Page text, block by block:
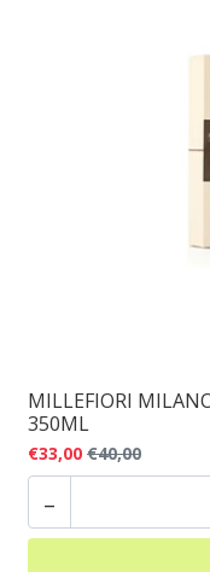
MILLEFIORI
350ML
€33,00 €40,00
-